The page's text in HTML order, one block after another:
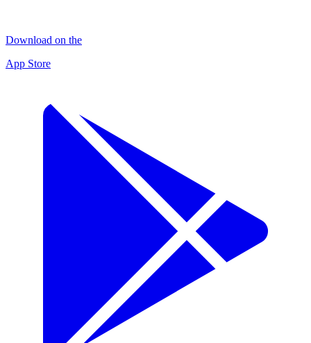
Download on the
App Store